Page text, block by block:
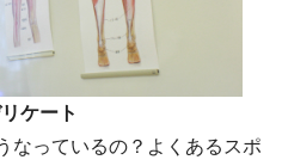
ケート
なっているの？よくあるスポ